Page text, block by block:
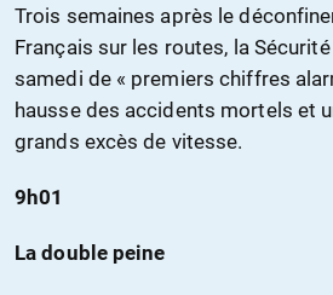
Trois semaines après le
Français sur les routes, la
samedi de « premiers chiffres
hausse des accidents mortels et
grands excès de vitesse.
9h01
La double peine